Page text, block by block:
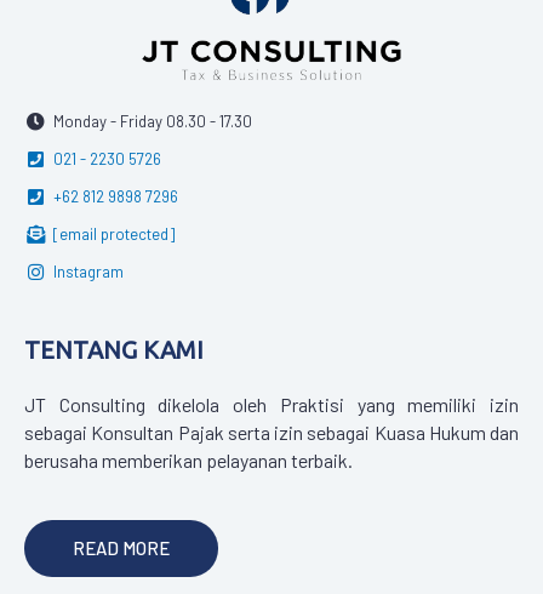
Monday - Friday 08.30 - 17.30
021 - 2230 5726
+62 812 9898 7296
[email protected]
Instagram
TENTANG KAMI
JT Consulting dikelola oleh Praktisi yang memiliki izin
sebagai Konsultan Pajak serta izin sebagai Kuasa Hukum dan
berusaha memberikan pelayanan terbaik.
READ MORE